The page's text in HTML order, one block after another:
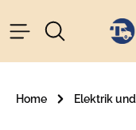
springen
Home Elektrik